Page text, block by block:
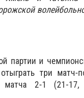
партии и
три матч-
матча 2-1 (21-